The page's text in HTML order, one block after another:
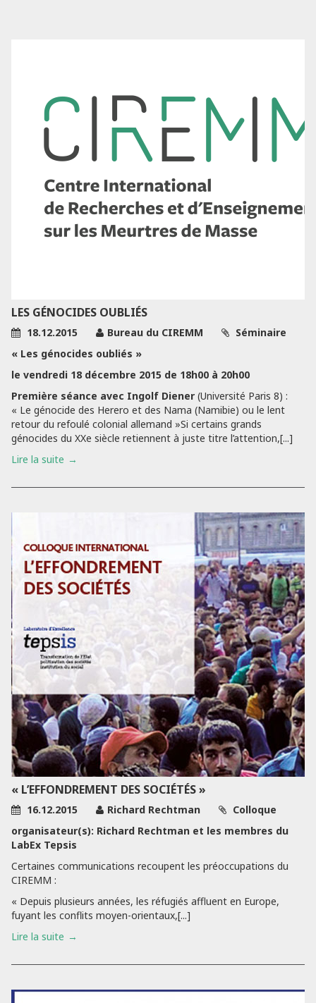
LES GÉNOCIDES OUBLIÉS
18.12.2015 Bureau du CIREMM
Séminaire
« Les génocides oubliés »
le vendredi 18 décembre 2015 de 18h00 à 20h00
Première séance avec Ingolf Diener (Université Paris 8) :
« Le génocide des Herero et des Nama (Namibie) ou le lent
retour du refoulé colonial allemand »Si certains grands
génocides du XXe siècle retiennent à juste titre l’attention,[...]
Lire la suite
« L’EFFONDREMENT DES SOCIÉTÉS »
16.12.2015 Richard Rechtman
Colloque
organisateur(s): Richard Rechtman et les membres du
LabEx Tepsis
Certaines communications recoupent les préoccupations du
CIREMM :
« Depuis plusieurs années, les réfugiés affluent en Europe,
fuyant les conflits moyen-orientaux,[...]
Lire la suite